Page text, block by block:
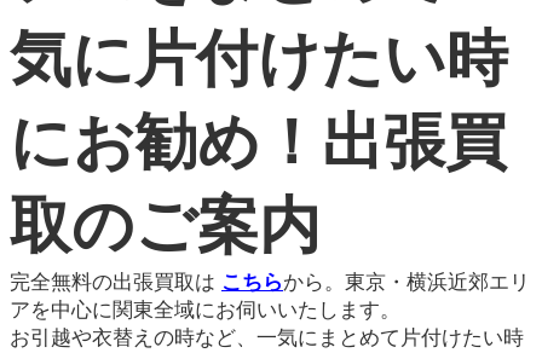
気に片付けたい時
にお勧め！出張買
取のご案内
完全無料の出張買取は こちらから。東京・横浜近郊エリ
アを中心に関東全域にお伺いいたします。
お引越や衣替えの時など、一気にまとめて片付けたい時